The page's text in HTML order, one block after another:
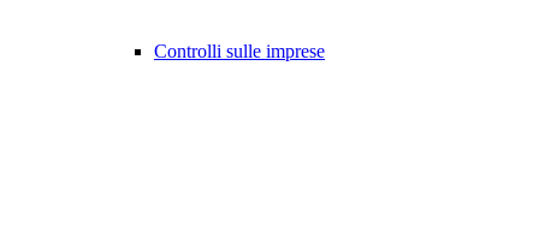
Controlli sulle imprese